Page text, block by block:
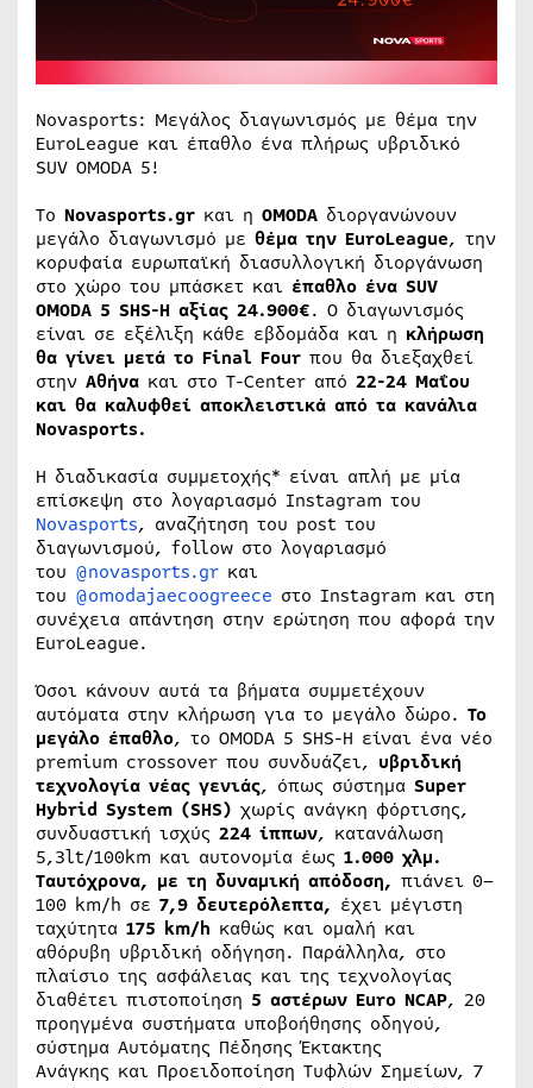
Novasports: Μεγάλος διαγωνισμός με θέμα την
EuroLeague και έπαθλο ένα πλήρως υβριδικό
SUV OMODA 5!
To Novasports.gr και η OMODΑ διοργανώνουν
μεγάλο διαγωνισμό με θέμα την EuroLeague, την
κορυφαία ευρωπαϊκή διασυλλογική διοργάνωση
στο χώρο του μπάσκετ και έπαθλο ένα SUV
OMODA 5 SHS-H αξίας 24.900€. Ο διαγωνισμός
είναι σε εξέλιξη κάθε εβδομάδα και η κλήρωση
θα γίνει μετά το Final Four που θα διεξαχθεί
στην Αθήνα και στο T-Center από 22-24 Μαΐου
και θα καλυφθεί αποκλειστικά από τα κανάλια
Novasports.
Η διαδικασία συμμετοχής* είναι απλή με μία
επίσκεψη στο λογαριασμό Instagram του
Novasports, αναζήτηση του post του
διαγωνισμού, follow στο λογαριασμό
του @novasports.gr και
του @omodajaecoogreece στο Instagram και στη
συνέχεια απάντηση στην ερώτηση που αφορά την
EuroLeague.
Όσοι κάνουν αυτά τα βήματα συμμετέχουν
αυτόματα στην κλήρωση για το μεγάλο δώρο. Το
μεγάλο έπαθλο, το OMODA 5 SHS-H είναι ένα νέο
premium crossover που συνδυάζει, υβριδική
τεχνολογία νέας γενιάς, όπως σύστημα Super
Hybrid System (SHS) χωρίς ανάγκη φόρτισης,
συνδυαστική ισχύς 224 ίππων, κατανάλωση
5,3lt/100km και αυτονομία έως 1.000 χλμ.
Ταυτόχρονα, με τη δυναμική απόδοση, πιάνει 0–
100 km/h σε 7,9 δευτερόλεπτα, έχει μέγιστη
ταχύτητα 175 km/h καθώς και ομαλή και
αθόρυβη υβριδική οδήγηση. Παράλληλα, στο
πλαίσιο της ασφάλειας και της τεχνολογίας
διαθέτει πιστοποίηση 5 αστέρων Euro NCAP, 20
προηγμένα συστήματα υποβοήθησης οδηγού,
σύστημα Αυτόματης Πέδησης Έκτακτης
Ανάγκης και Προειδοποίηση Τυφλών Σημείων, 7